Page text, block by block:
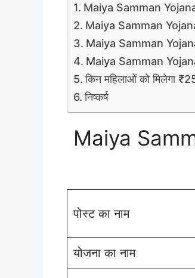
Maiya Samman
Maiya Samman
Maiya Samman
Maiya Samman
किन महिलाओं को मिलेगा
निष्कर्ष
Maiya
पोस्ट का नाम
योजना का नाम